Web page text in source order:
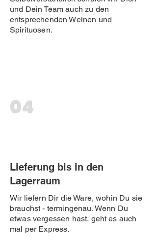
und Dein Team auch zu den
entsprechenden Weinen und
Spirituosen.
04
Lieferung bis in den
Lagerraum
Wir liefern Dir die Ware, wohin Du sie
brauchst - termingenau. Wenn Du
etwas vergessen hast, geht es auch
mal per Express.